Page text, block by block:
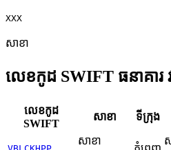
XXX
សាខា
លេខកូដ SWIFT ធនាគារ
លេខកូដ
SWIFT
សាខា ទីក្រុង
VBLCKHPP
សាខា